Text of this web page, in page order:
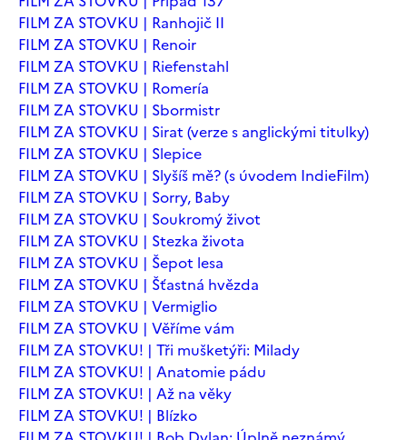
FILM ZA STOVKU | Ranhojič II
FILM ZA STOVKU | Renoir
FILM ZA STOVKU | Riefenstahl
FILM ZA STOVKU | Romería
FILM ZA STOVKU | Sbormistr
FILM ZA STOVKU | Sirat (verze s anglickými titulky)
FILM ZA STOVKU | Slepice
FILM ZA STOVKU | Slyšíš mě? (s úvodem IndieFilm)
FILM ZA STOVKU | Sorry, Baby
FILM ZA STOVKU | Soukromý život
FILM ZA STOVKU | Stezka života
FILM ZA STOVKU | Šepot lesa
FILM ZA STOVKU | Šťastná hvězda
FILM ZA STOVKU | Vermiglio
FILM ZA STOVKU | Věříme vám
FILM ZA STOVKU! | Tři mušketýři: Milady
FILM ZA STOVKU! | Anatomie pádu
FILM ZA STOVKU! | Až na věky
FILM ZA STOVKU! | Blízko